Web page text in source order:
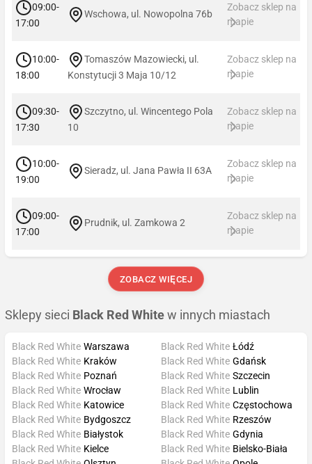
09:00-
17:00
Wschowa, ul. Nowopolna 76b
Zobacz sklep na
mapie
10:00-
18:00
Tomaszów Mazowiecki, ul.
Konstytucji 3 Maja 10/12
Zobacz sklep na
mapie
09:30-
17:30
Szczytno, ul. Wincentego Pola
10
Zobacz sklep na
mapie
10:00-
19:00
Sieradz, ul. Jana Pawła II 63A
Zobacz sklep na
mapie
09:00-
17:00
Prudnik, ul. Zamkowa 2
Zobacz sklep na
mapie
ZOBACZ WIĘCEJ
Sklepy sieci Black Red White w innych miastach
Black Red White Warszawa
Black Red White Kraków
Black Red White Poznań
Black Red White Wrocław
Black Red White Łódź
Black Red White Gdańsk
Black Red White Szczecin
Black Red White Lublin
Black Red White Katowice
Black Red White Bydgoszcz
Black Red White Białystok
Black Red White Kielce
Black Red White Częstochowa
Black Red White Rzeszów
Black Red White Gdynia
Black Red White Bielsko-Biała